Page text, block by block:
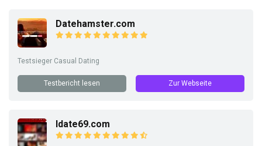
Datehamster.com
Testsieger Casual Dating
Testbericht lesen Zur Webseite
Idate69.com